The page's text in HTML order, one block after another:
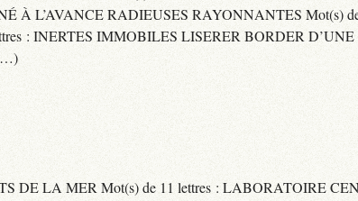
À L’AVANCE RADIEUSES RAYONNANTES Mot(s)
: INERTES IMMOBILES LISERER BORDER D’UNE
DE LA MER Mot(s) de 11 lettres : LABORATOIRE